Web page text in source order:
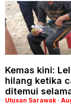
Kemas kini:
hilang ketika
ditemui
Utusan Sarawak